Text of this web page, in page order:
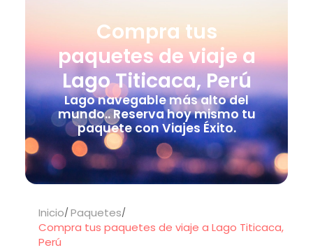
Compra tus
paquetes de viaje a
Lago Titicaca, Perú
Lago navegable más alto del
mundo.. Reserva hoy mismo tu
paquete con Viajes Éxito.
Inicio Paquetes
Compra tus paquetes de viaje a Lago Titicaca,
Perú